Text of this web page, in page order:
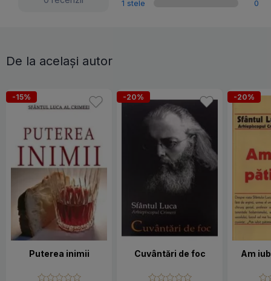
1 stele 0
De la același autor
-15%
Puterea inimii
-20%
Cuvântări de foc
-20%
Am